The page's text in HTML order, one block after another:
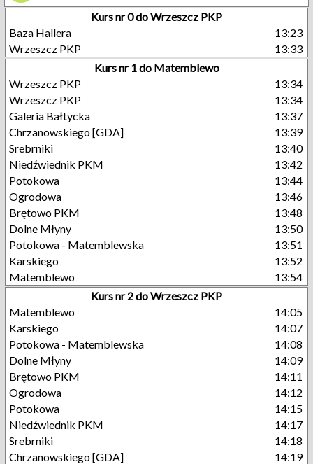
Kurs nr 0 do Wrzeszcz PKP
Baza Hallera
13:23
Wrzeszcz PKP
13:33
Kurs nr 1 do Matemblewo
Wrzeszcz PKP
13:34
Wrzeszcz PKP
13:34
Galeria Bałtycka
13:37
Chrzanowskiego [GDA]
13:39
Srebrniki
13:40
Niedźwiednik PKM
13:42
Potokowa
13:44
Ogrodowa
13:46
Brętowo PKM
13:48
Dolne Młyny
13:50
Potokowa - Matemblewska
13:51
Karskiego
13:52
Matemblewo
13:54
Kurs nr 2 do Wrzeszcz PKP
Matemblewo
14:05
Karskiego
14:07
Potokowa - Matemblewska
14:08
Dolne Młyny
14:09
Brętowo PKM
14:11
Ogrodowa
14:12
Potokowa
14:15
Niedźwiednik PKM
14:17
Srebrniki
14:18
Chrzanowskiego [GDA]
14:19